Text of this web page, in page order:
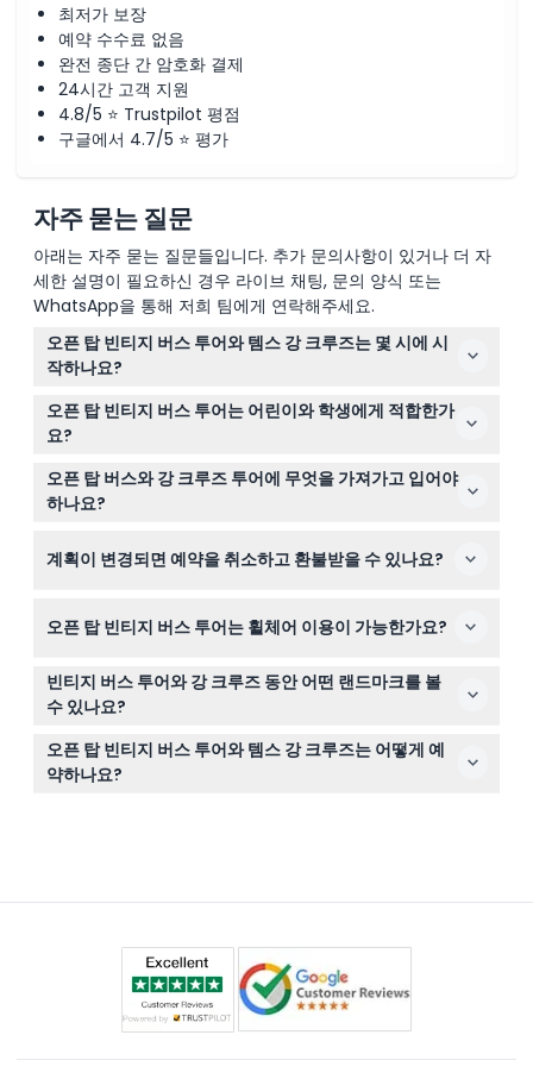
최저가 보장
예약 수수료 없음
완전 종단 간 암호화 결제
24시간 고객 지원
4.8/5 ⭐ Trustpilot 평점
구글에서 4.7/5 ⭐ 평가
자주 묻는 질문
아래는 자주 묻는 질문들입니다. 추가 문의사항이 있거나 더 자
세한 설명이 필요하신 경우 라이브 채팅, 문의 양식 또는
WhatsApp을 통해 저희 팀에게 연락해주세요.
오픈 탑 빈티지 버스 투어와 템스 강 크루즈는 몇 시에 시
작하나요?
투어는 보통 빅토리아 코치 스테이션에서 오전 7시 45분과
오후 1시에 출발합니다. 이 웹사이트의 온라인 예약 과정에
서 출발 시간을 선택할 수 있습니다(변동 가능 — 예약 시
꼭 확인하세요).
오픈 탑 빈티지 버스 투어는 어린이와 학생에게 적합한가
요?
네, 0~2세 어린이는 무료로 참여할 수 있으며, 0~16세 어린
이는 유료 성인 동반이 필요합니다. 유효한 학생증이 있는
학생은 학생 요금으로 예약할 수 있습니다.
오픈 탑 버스와 강 크루즈 투어에 무엇을 가져가고 입어야
하나요?
잘 입고 우비나 판초를 가져가는 것이 좋습니다. 투어 중 정
계획이 변경되면 예약을 취소하고 환불받을 수 있나요?
수수료가 부과됩니다. 이 기간 이후의 취소는 환불이 불가
오픈 탑 빈티지 버스 투어는 휠체어 이용이 가능한가요?
아니요, 빈티지 오픈 탑 버스와 강 크루즈의 특성상 휠체어
이용이 불가능합니다.
빈티지 버스 투어와 강 크루즈 동안 어떤 랜드마크를 볼
수 있나요?
빅벤, 국회의사당, 트라팔가 광장, 세인트 폴 대성당, 런던
브리지, 런던 아이, 버킹엄 궁전 앞에서 사진 촬영 등을 파노
라마 뷰로 즐길 수 있습니다.
오픈 탑 빈티지 버스 투어와 템스 강 크루즈는 어떻게 예
약하나요?